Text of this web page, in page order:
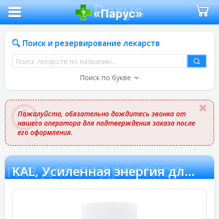
Поиск и резервирование лекарств
Поиск
лекарств
названию
Поиск по букве
Пожалуйста, обязательно дождитесь звонка от
нашего оператора для подтверждения заказа после
его оформления.
для подростковKAL, Усиленная энергия для подростков